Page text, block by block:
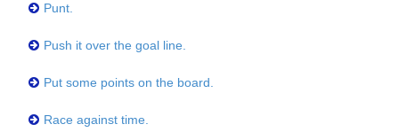
Punt.
Push it over the goal line.
Put some points on the board.
Race against time.